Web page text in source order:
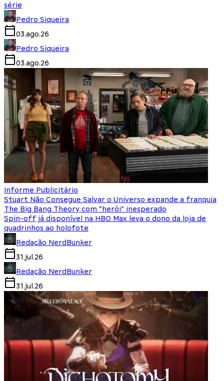
série
Pedro Siqueira
03.ago.26
Pedro Siqueira
03.ago.26
Informe Publicitário
Stuart Não Consegue Salvar o Universo expande a franquia
The Big Bang Theory com “herói” inesperado
Spin-off já disponível na HBO Max leva o dono da loja de
quadrinhos ao holofote
Redação NerdBunker
31.jul.26
Redação NerdBunker
31.jul.26